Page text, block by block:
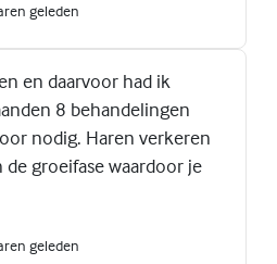
geleden
en daarvoor had ik
8 behandelingen
nodig. Haren verkeren
groeifase waardoor je
geleden